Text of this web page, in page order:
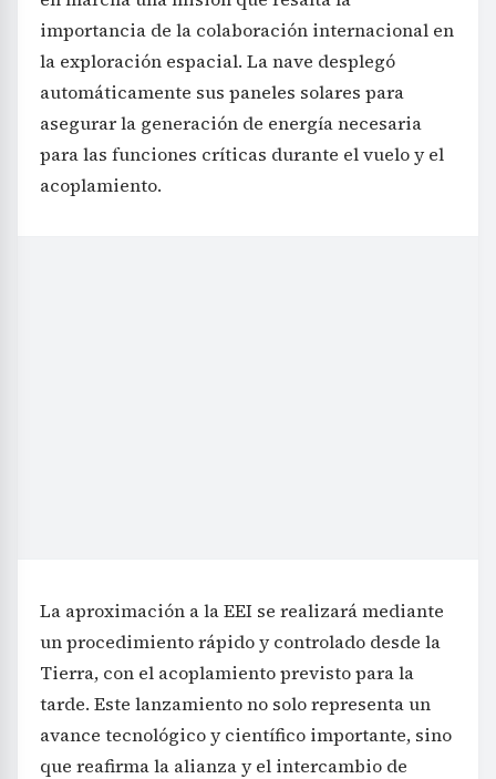
importancia de la colaboración internacional en
la exploración espacial. La nave desplegó
automáticamente sus paneles solares para
asegurar la generación de energía necesaria
para las funciones críticas durante el vuelo y el
acoplamiento.
La aproximación a la EEI se realizará mediante
un procedimiento rápido y controlado desde la
Tierra, con el acoplamiento previsto para la
tarde. Este lanzamiento no solo representa un
avance tecnológico y científico importante, sino
que reafirma la alianza y el intercambio de